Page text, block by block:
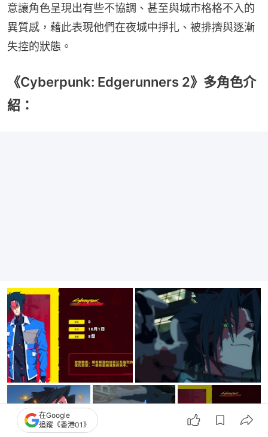
意讓角色呈現出有些不協調、甚至與城市格格不入的
異質感，藉此表現他們在夜城中掙扎、被排擠與逐漸
失控的狀態。
《Cyberpunk: Edgerunners 2》多角色介
紹：
+11
在Google
追蹤《香港01》